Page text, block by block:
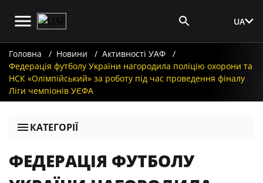
UA
Головна Новини
Активності УАФ
Федерація футболу України нагородила поліцію охорони та
НСК «Олімпійський» за роботу під час проведення фіналу
Ліги чемпіонів УЄФА
КАТЕГОРІЇ
ФЕДЕРАЦІЯ ФУТБОЛУ